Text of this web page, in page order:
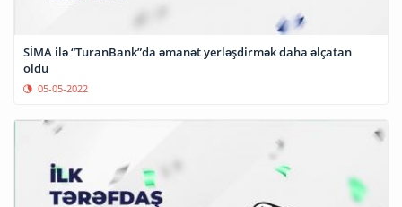
SİMA ilə “TuranBank”da əmanət yerləşdirmək daha əlçatan
oldu
05-05-2022